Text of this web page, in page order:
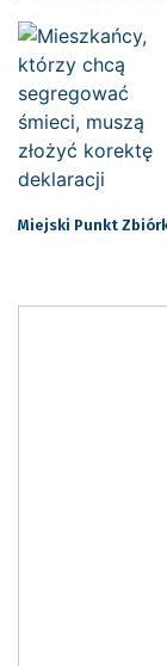
Miejski Punkt